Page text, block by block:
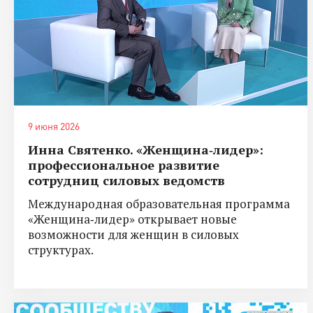
9 июня 2026
Инна Святенко. «Женщина‑лидер»:
профессиональное развитие
сотрудниц силовых ведомств
Международная образовательная программа
«Женщина‑лидер» открывает новые
возможности для женщин в силовых
структурах.